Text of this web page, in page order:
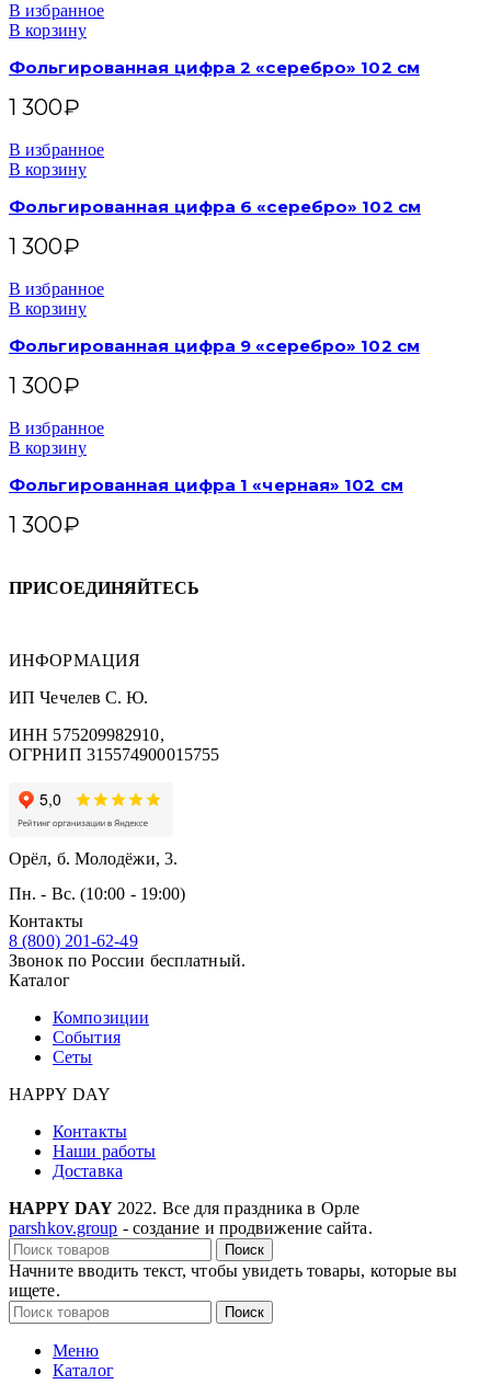
В избранное
В корзину
Фольгированная цифра 2 «серебро» 102 см
1 300₽
В избранное
В корзину
Фольгированная цифра 6 «серебро» 102 см
1 300₽
В избранное
В корзину
Фольгированная цифра 9 «серебро» 102 см
1 300₽
В избранное
В корзину
Фольгированная цифра 1 «черная» 102 см
1 300₽
ПРИСОЕДИНЯЙТЕСЬ
ИНФОРМАЦИЯ
ИП Чечелев С. Ю.
ИНН 575209982910,
ОГРНИП 315574900015755
Орёл, б. Молодёжи, 3.
Пн. - Вс. (10:00 - 19:00)
Контакты
8 (800) 201-62-49
Звонок по России бесплатный.
Каталог
Композиции
События
Сеты
HAPPY DAY
Контакты
Наши работы
Доставка
HAPPY DAY 2022. Все для праздника в Орле
parshkov.group - создание и продвижение сайта.
Поиск
Начните вводить текст, чтобы увидеть товары, которые вы
ищете.
Поиск
Меню
Каталог